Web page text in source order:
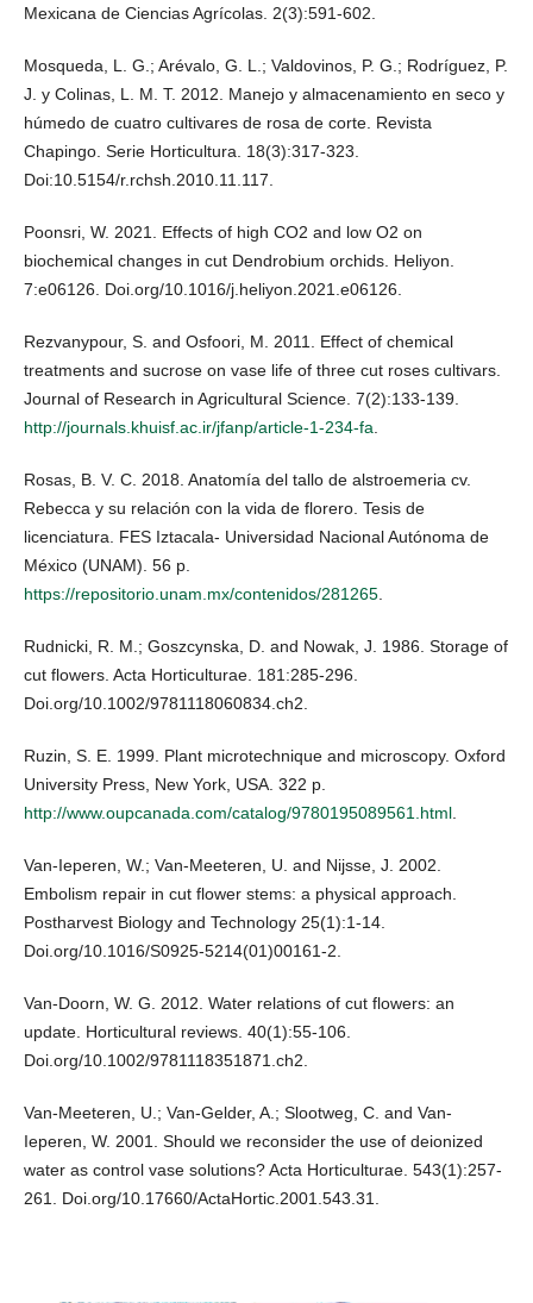
Mexicana de Ciencias Agrícolas. 2(3):591-602.
Mosqueda, L. G.; Arévalo, G. L.; Valdovinos, P. G.; Rodríguez, P.
J. y Colinas, L. M. T. 2012. Manejo y almacenamiento en seco y
húmedo de cuatro cultivares de rosa de corte. Revista
Chapingo. Serie Horticultura. 18(3):317-323.
Doi:10.5154/r.rchsh.2010.11.117.
Poonsri, W. 2021. Effects of high CO2 and low O2 on
biochemical changes in cut Dendrobium orchids. Heliyon.
7:e06126. Doi.org/10.1016/j.heliyon.2021.e06126.
Rezvanypour, S. and Osfoori, M. 2011. Effect of chemical
treatments and sucrose on vase life of three cut roses cultivars.
Journal of Research in Agricultural Science. 7(2):133-139.
http://journals.khuisf.ac.ir/jfanp/article-1-234-fa.
Rosas, B. V. C. 2018. Anatomía del tallo de alstroemeria cv.
Rebecca y su relación con la vida de florero. Tesis de
licenciatura. FES Iztacala- Universidad Nacional Autónoma de
México (UNAM). 56 p.
https://repositorio.unam.mx/contenidos/281265.
Rudnicki, R. M.; Goszcynska, D. and Nowak, J. 1986. Storage of
cut flowers. Acta Horticulturae. 181:285-296.
Doi.org/10.1002/9781118060834.ch2.
Ruzin, S. E. 1999. Plant microtechnique and microscopy. Oxford
University Press, New York, USA. 322 p.
http://www.oupcanada.com/catalog/9780195089561.html.
Van-Ieperen, W.; Van-Meeteren, U. and Nijsse, J. 2002.
Embolism repair in cut flower stems: a physical approach.
Postharvest Biology and Technology 25(1):1-14.
Doi.org/10.1016/S0925-5214(01)00161-2.
Van-Doorn, W. G. 2012. Water relations of cut flowers: an
update. Horticultural reviews. 40(1):55-106.
Doi.org/10.1002/9781118351871.ch2.
Van-Meeteren, U.; Van-Gelder, A.; Slootweg, C. and Van-
Ieperen, W. 2001. Should we reconsider the use of deionized
water as control vase solutions? Acta Horticulturae. 543(1):257-
261. Doi.org/10.17660/ActaHortic.2001.543.31.